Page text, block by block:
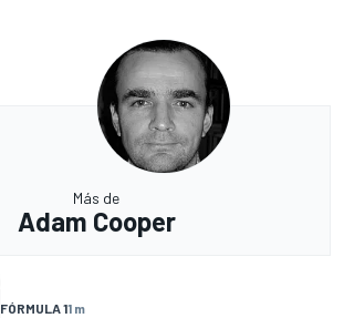
Más de
Adam Cooper
FÓRMULA 11 m